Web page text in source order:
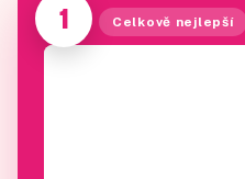
1
Celkově nejlepší